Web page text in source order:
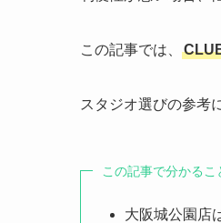
この記事では、
スタジオ選びの参考
この記事で分かるこ
大阪城公園店